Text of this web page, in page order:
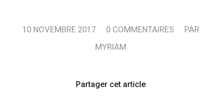
10 NOVEMBRE 2017
/ 0 COMMENTAIRES
/
PAR
MYRIAM
Partager cet article